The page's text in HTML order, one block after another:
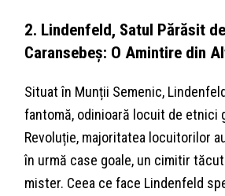
2. Lindenfeld, Satul Părăsit
Caransebeș: O Amintire din
Situat în Munții Semenic,
fantomă, odinioară locuit de etnici
Revoluție, majoritatea locuitorilor
în urmă case goale, un cimitir
mister. Ceea ce face Lindenfeld